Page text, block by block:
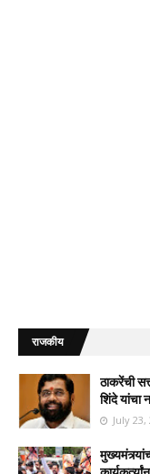
राजकीय
ठाकरेंची
शिंदे यांचा
July 23,